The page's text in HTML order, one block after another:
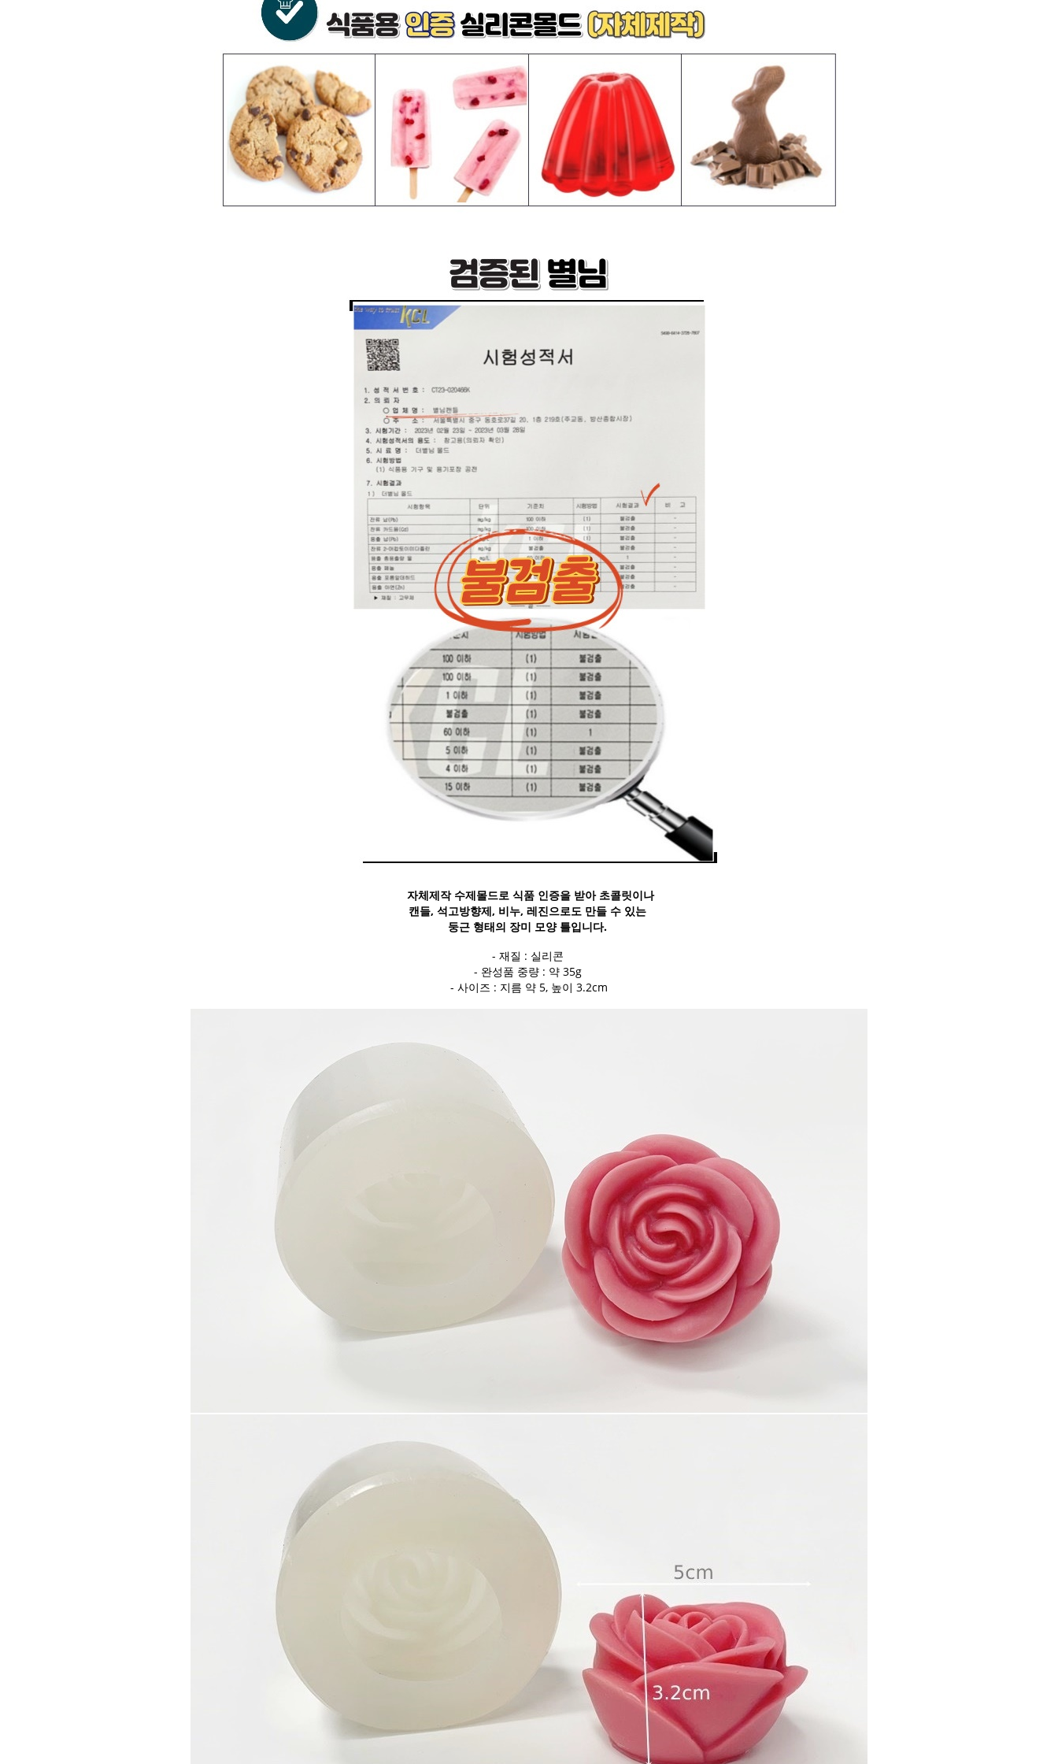
자체제작 수제몰드로 식품 인증을 받아 초콜릿이나
캔들, 석고방향제, 비누, 레진으로도 만들 수 있는
둥근 형태의 장미 모양 틀입니다.
- 재질 : 실리콘
- 완성품 중량 : 약 35g
- 사이즈 : 지름 약 5, 높이 3.2cm